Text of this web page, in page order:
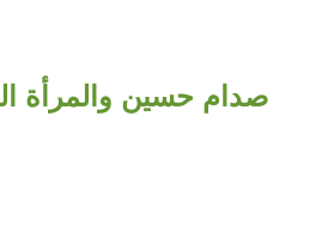
صدام حسين والمرأة